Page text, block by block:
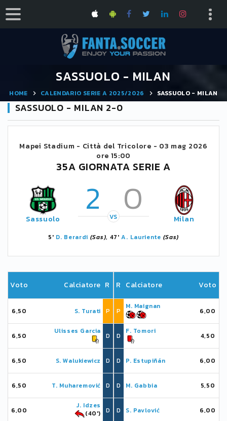
SASSUOLO - MILAN
HOME CALENDARIO SERIE A 2025/2026 SASSUOLO - MILAN
SASSUOLO - MILAN 2-0
Mapei Stadium - Città del Tricolore - 03 mag 2026
ore 15:00
35A GIORNATA SERIE A
Sassuolo 2 0
VS Milan
5' D. Berardi (Sas), 47'A. Lauriente (Sas)
Voto Calciatore R
6,50 S. Turati P
6,50
Ulisses Garcia
D
6,50 S. Walukiewicz D
6,50 T. Muharemović D
6,00
J. Idzes
(40')
D
R Calciatore Voto
P
M. Maignan
6,00
D
F. Tomori
4,50
D P. Estupiñán 6,00
D M. Gabbia 5,50
D S. Pavlović 6,00